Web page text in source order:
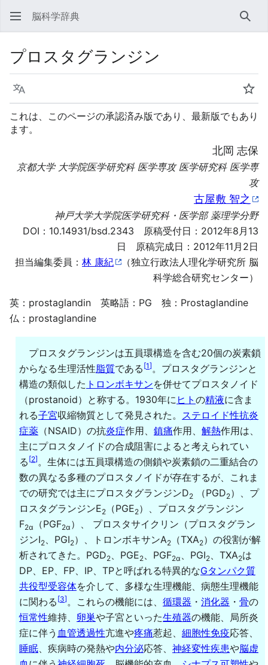
脳科学辞典 検索
プロスタグランジン
言語
ウ
これは、このページの承認済み版であり、最新版でもあり
ます。
北岡 志保
京都大学 大学院医学研究科 医学専攻 医学研究科 医学専
攻
古屋敷 智之
神戸大学大学院医学研究科・医学部 薬理学分野
DOI： 10.14931/bsd.2343 原稿受付日：2012年8月13
日 原稿完成日：2012年11月2日
担当編集委員： 林 康紀
（独立行政法人理化学研究所 脳
科学総合研究センター）
英：prostaglandin 英略語：PG 独：Prostaglandine
仏：prostaglandine
プロスタグランジンは五員環構造を含む20個の炭素鎖
からなる生理活性脂質である [1]。プロスタグランジンと
構造の類似した トロンボキサンを併せてプロスタノイド
（prostanoid）と称する。1930年に ヒト の精液に含ま
れる子宮収縮物質として発見された。 ステロイド性抗炎
症薬 （NSAID）の抗炎症作用、 鎮痛作用、 解熱作用は、
主にプロスタノイドの合成阻害によると考えられてい
る [2]。生体には五員環構造の側鎖や炭素鎖の二重結合の
数の異なる多種のプロスタノイドが存在するが、これま
での研究では主にプロスタグランジンD2 （PGD2）、プ
ロスタグランジンE2 （PGE2）、プロスタグランジン
F2α （PGF2α ）、 プロスタサイクリン（プロスタグラン
ジンI2、PGI2）、トロンボキサンA2 （TXA2）の役割が解
析されてきた。PGD2、PGE2、PGF2α 、PGI2、TXA2は
DP、EP、FP、IP、TPと呼ばれる特異的なGタンパク質
共役型受容体を介して、多様な生理機能、病態生理機能
に関わる [3]。これらの機能には、 循環器 ・ 消化器 ・ 骨の
恒常性維持、 卵巣や子宮といった生殖器の機能、局所炎
症に伴う 血管透過性亢進や疼痛惹起、 細胞性免疫応答、
睡眠、疾病時の発熱や内分泌応答、 神経変性疾患や脳虚